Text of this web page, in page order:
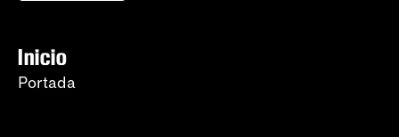
Inicio
Portada